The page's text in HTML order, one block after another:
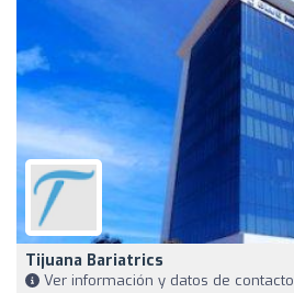
Tijuana Bariatrics
Ver información y datos de contacto